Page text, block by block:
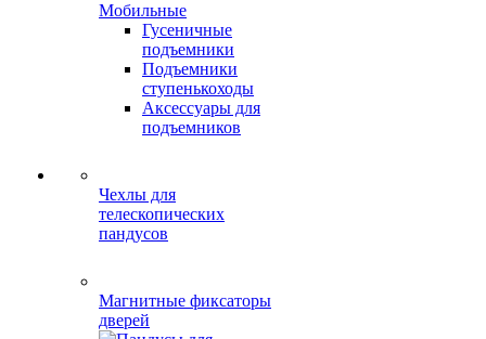
Мобильные
Гусеничные
подъемники
Подъемники
ступенькоходы
Аксессуары для
подъемников
Чехлы для
телескопических
пандусов
Магнитные фиксаторы
дверей